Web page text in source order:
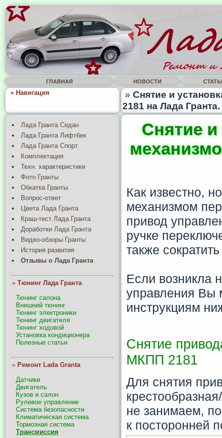
ГЛАВНАЯ НОВОСТИ
» Навигация » Снятие и
2181 на Лада Гранта.
Лада Гранта Седан
Лада Гранта Лифтбек
Лада Гранта Спорт
Комплектация
Техн. характеристики
Фото Гранты
Обкатка Гранты
Вопрос-ответ
Цвета Лада Гранта
Краш-тест Лада Гранта
Доработки Лада Гранта
Видео-обзоры Гранты
История развития
Отзывы о Лада Гранта
» Тюнинг Лада Гранта
Тюнинг салона
Внешний тюнинг
Тюнинг электроники
Тюнинг двигателя
Тюнинг ходовой
Установка кондиционера
Полезные статьи
» Ремонт Lada Granta
Датчики
Двигатель
Кузов и салон
Рулевое управление
Система безопасности
Климатическая система
Тормозная система
Трансмиссия
Снятие и
Как известно,
механизмом
привод
ручке
также
Если возникла
управления Вы
инструкциям
Снятие
МКПП 2181
Для снятия
не занимаем,
к посторонней